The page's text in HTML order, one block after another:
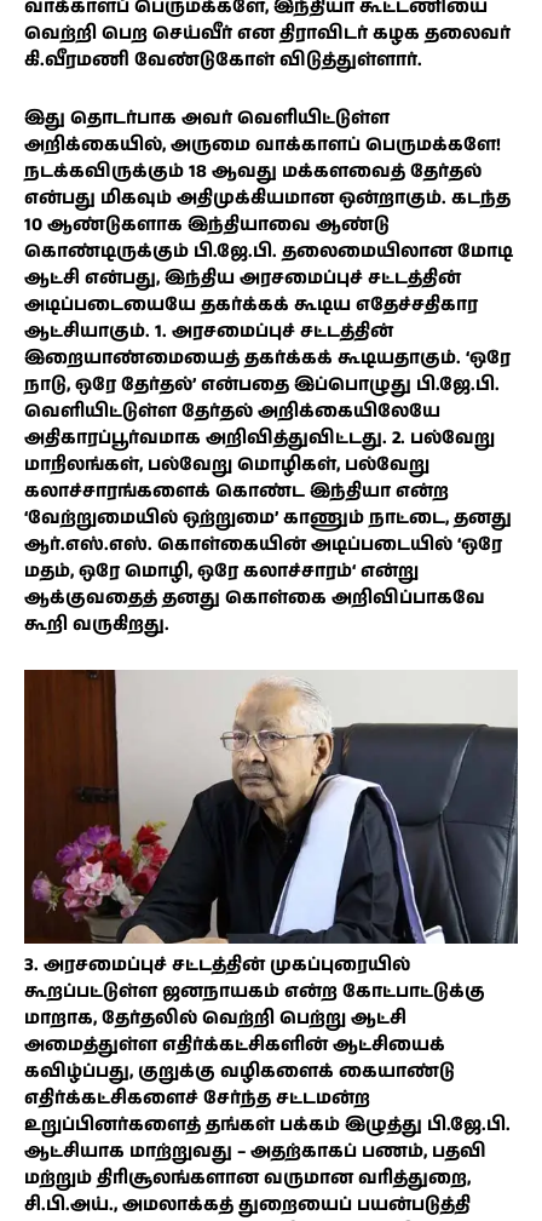
வாக்காளப் பெருமக்களே, இந்தியா கூட்டணியை
வெற்றி பெற செய்வீர் என திராவிடர் கழக தலைவர்
கி.வீரமணி வேண்டுகோள் விடுத்துள்ளார்.
இது தொடர்பாக அவர் வெளியிட்டுள்ள
அறிக்கையில், அருமை வாக்காளப் பெருமக்களே!
நடக்கவிருக்கும் 18 ஆவது மக்களவைத் தேர்தல்
என்பது மிகவும் அதிமுக்கியமான ஒன்றாகும். கடந்த
10 ஆண்டுகளாக இந்தியாவை ஆண்டு
கொண்டிருக்கும் பி.ஜே.பி. தலைமையிலான மோடி
ஆட்சி என்பது, இந்திய அரசமைப்புச் சட்டத்தின்
அடிப்படையையே தகர்க்கக் கூடிய எதேச்சதிகார
ஆட்சியாகும். 1. அரசமைப்புச் சட்டத்தின்
இறையாண்மையைத் தகர்க்கக் கூடியதாகும். ‘ஒரே
நாடு, ஒரே தேர்தல்’ என்பதை இப்பொழுது பி.ஜே.பி.
வெளியிட்டுள்ள தேர்தல் அறிக்கையிலேயே
அதிகாரப்பூர்வமாக அறிவித்துவிட்டது. 2. பல்வேறு
மாநிலங்கள், பல்வேறு மொழிகள், பல்வேறு
கலாச்சாரங்களைக் கொண்ட இந்தியா என்ற
‘வேற்றுமையில் ஒற்றுமை’ காணும் நாட்டை, தனது
ஆர்.எஸ்.எஸ். கொள்கையின் அடிப்படையில் ‘ஒரே
மதம், ஒரே மொழி, ஒரே கலாச்சாரம்‘ என்று
ஆக்குவதைத் தனது கொள்கை அறிவிப்பாகவே
கூறி வருகிறது.
3. அரசமைப்புச் சட்டத்தின் முகப்புரையில்
கூறப்பட்டுள்ள ஜனநாயகம் என்ற கோட்பாட்டுக்கு
மாறாக, தேர்தலில் வெற்றி பெற்று ஆட்சி
அமைத்துள்ள எதிர்க்கட்சிகளின் ஆட்சியைக்
கவிழ்ப்பது, குறுக்கு வழிகளைக் கையாண்டு
எதிர்க்கட்சிகளைச் சேர்ந்த சட்டமன்ற
உறுப்பினர்களைத் தங்கள் பக்கம் இழுத்து பி.ஜே.பி.
ஆட்சியாக மாற்றுவது – அதற்காகப் பணம், பதவி
மற்றும் திரிசூலங்களான வருமான வரித்துறை,
சி.பி.அய்., அமலாக்கத் துறையைப் பயன்படுத்தி